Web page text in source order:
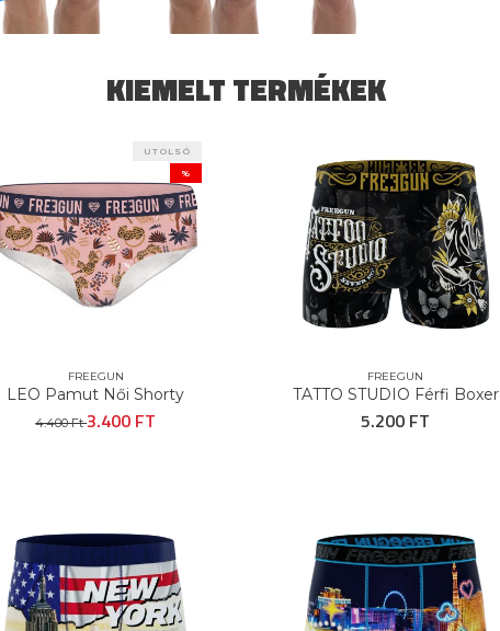
KIEMELT TERMÉKEK
UTOLSÓ
%
FREEGUN
LEO Pamut Női Shorty
4.400 Ft3.400 FT
FREEGUN
TATTO STUDIO Férfi Boxer
5.200 FT